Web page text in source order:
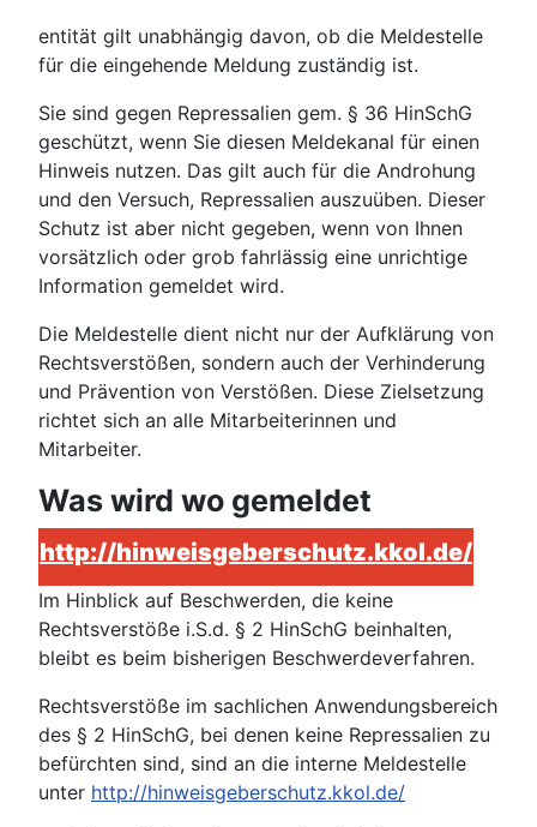
entität gilt unabhängig davon, ob die Meldestelle
für die eingehende Meldung zuständig ist.
Sie sind gegen Repressalien gem. § 36 HinSchG
geschützt, wenn Sie diesen Meldekanal für einen
Hinweis nutzen. Das gilt auch für die Androhung
und den Versuch, Repressalien auszuüben. Dieser
Schutz ist aber nicht gegeben, wenn von Ihnen
vorsätzlich oder grob fahrlässig eine unrichtige
Information gemeldet wird.
Die Meldestelle dient nicht nur der Aufklärung von
Rechtsverstößen, sondern auch der Verhinderung
und Prävention von Verstößen. Diese Zielsetzung
richtet sich an alle Mitarbeiterinnen und
Mitarbeiter.
Was wird wo gemeldet
http://hinweisgeberschutz.kkol.de/
Im Hinblick auf Beschwerden, die keine
Rechtsverstöße i.S.d. § 2 HinSchG beinhalten,
bleibt es beim bisherigen Beschwerdeverfahren.
Rechtsverstöße im sachlichen Anwendungsbereich
des § 2 HinSchG, bei denen keine Repressalien zu
befürchten sind, sind an die interne Meldestelle
unter http://hinweisgeberschutz.kkol.de/